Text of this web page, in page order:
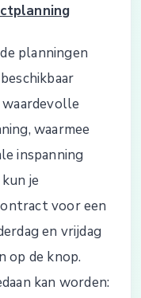
planningen
waarmee
inspanning
je
voor een
en vrijdag
op de knop.
kan worden: